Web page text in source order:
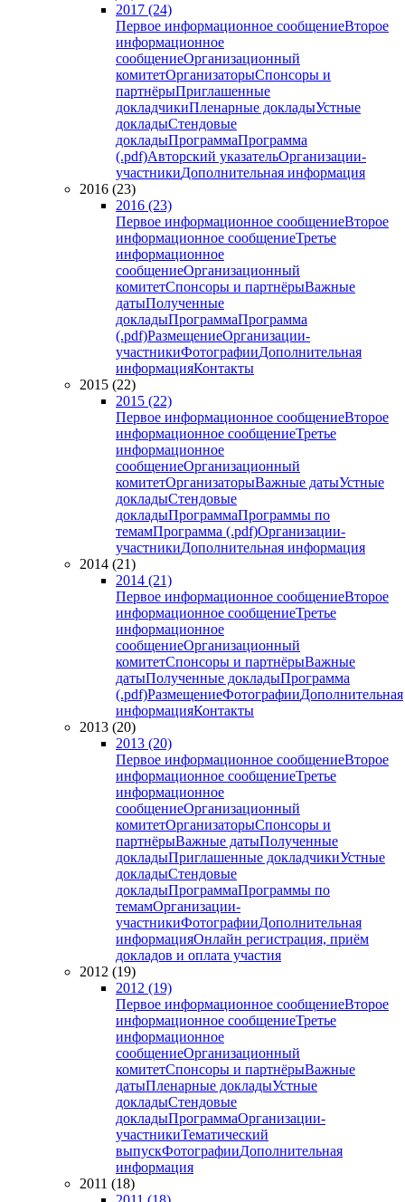
2017 (24)
Первое информационное сообщениеВторое
информационное
сообщениеОрганизационный
комитетОрганизаторыСпонсоры и
партнёрыПриглашенные
докладчикиПленарные докладыУстные
докладыСтендовые
докладыПрограммаПрограмма
(.pdf)Авторский указательОрганизации-
участникиДополнительная информация
2016 (23)
2016 (23)
Первое информационное сообщениеВторое
информационное сообщениеТретье
информационное
сообщениеОрганизационный
комитетСпонсоры и партнёрыВажные
датыПолученные
докладыПрограммаПрограмма
(.pdf)РазмещениеОрганизации-
участникиФотографииДополнительная
информацияКонтакты
2015 (22)
2015 (22)
Первое информационное сообщениеВторое
информационное сообщениеТретье
информационное
сообщениеОрганизационный
комитетОрганизаторыВажные датыУстные
докладыСтендовые
докладыПрограммаПрограммы по
темамПрограмма (.pdf)Организации-
участникиДополнительная информация
2014 (21)
2014 (21)
Первое информационное сообщениеВторое
информационное сообщениеТретье
информационное
сообщениеОрганизационный
комитетСпонсоры и партнёрыВажные
датыПолученные докладыПрограмма
(.pdf)РазмещениеФотографииДополнительная
информацияКонтакты
2013 (20)
2013 (20)
Первое информационное сообщениеВторое
информационное сообщениеТретье
информационное
сообщениеОрганизационный
комитетОрганизаторыСпонсоры и
партнёрыВажные датыПолученные
докладыПриглашенные докладчикиУстные
докладыСтендовые
докладыПрограммаПрограммы по
темамОрганизации-
участникиФотографииДополнительная
информацияОнлайн регистрация, приём
докладов и оплата участия
2012 (19)
2012 (19)
Первое информационное сообщениеВторое
информационное сообщениеТретье
информационное
сообщениеОрганизационный
комитетСпонсоры и партнёрыВажные
датыПленарные докладыУстные
докладыСтендовые
докладыПрограммаОрганизации-
участникиТематический
выпускФотографииДополнительная
информация
2011 (18)